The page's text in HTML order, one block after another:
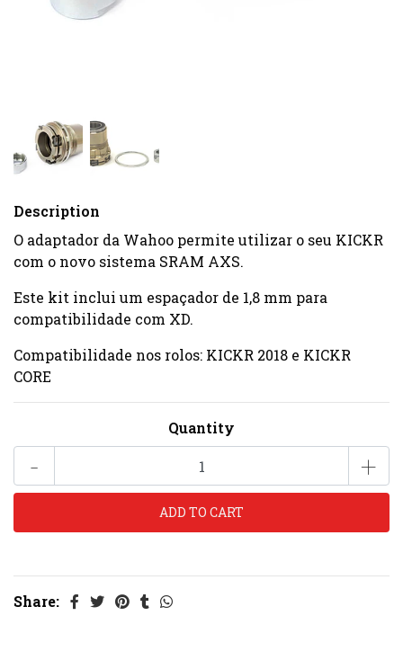
Description
O adaptador da Wahoo permite utilizar o seu KICKR
com o novo sistema SRAM AXS.
Este kit inclui um espaçador de 1,8 mm para
compatibilidade com XD.
Compatibilidade nos rolos: KICKR 2018 e KICKR
CORE
Quantity
- +
Share: